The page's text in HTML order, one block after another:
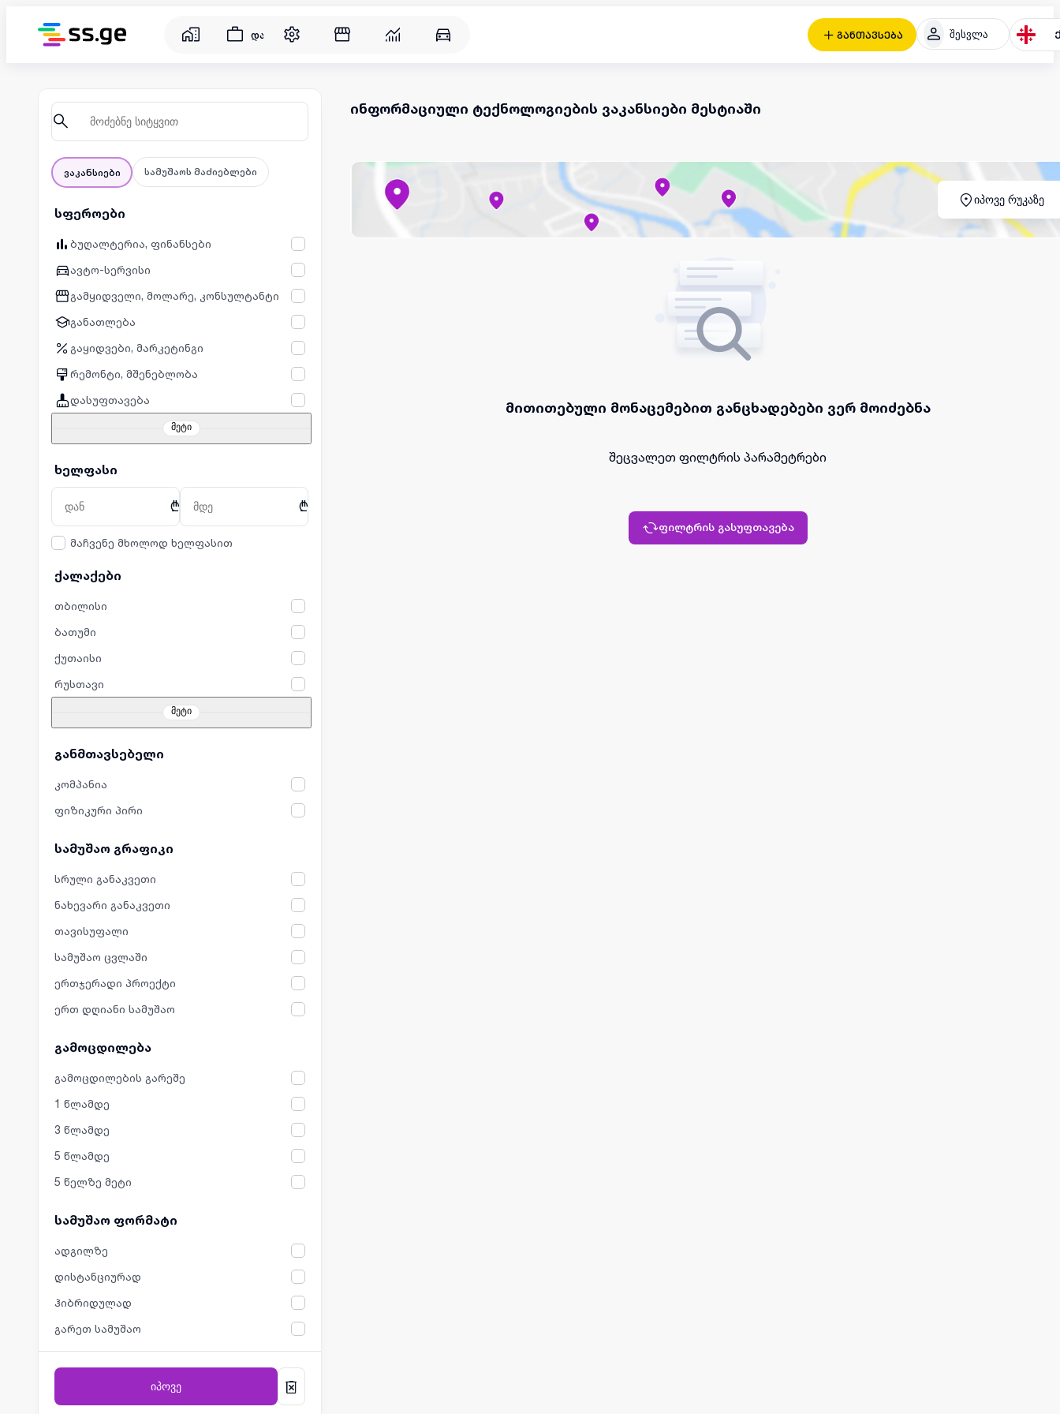
განთავსება შესვლა
დასაქმება
ვაკანსიები სამუშაოს მაძიებლები
სფეროები
ბუღალტერია, ფინანსები
ავტო-სერვისი
გამყიდველი, მოლარე, კონსულტანტი
განათლება
გაყიდვები, მარკეტინგი
რემონტი, მშენებლობა
დასუფთავება
მეტი
ხელფასი
₾ ₾
მაჩვენე მხოლოდ ხელფასით
ქალაქები
თბილისი
ბათუმი
ქუთაისი
რუსთავი
მეტი
განმთავსებელი
კომპანია
ფიზიკური პირი
სამუშაო გრაფიკი
სრული განაკვეთი
ნახევარი განაკვეთი
თავისუფალი
სამუშაო ცვლაში
ერთჯერადი პროექტი
ერთ დღიანი სამუშაო
გამოცდილება
გამოცდილების გარეშე
1 წლამდე
3 წლამდე
5 წლამდე
5 წელზე მეტი
სამუშაო ფორმატი
ადგილზე
დისტანციურად
ჰიბრიდულად
გარეთ სამუშაო
იპოვე
ინფორმაციული ტექნოლოგიების ვაკანსიები მესტიაში
იპოვე რუკაზე
მითითებული მონაცემებით განცხადებები ვერ მოიძებნა
შეცვალეთ ფილტრის პარამეტრები
ფილტრის გასუფთავება